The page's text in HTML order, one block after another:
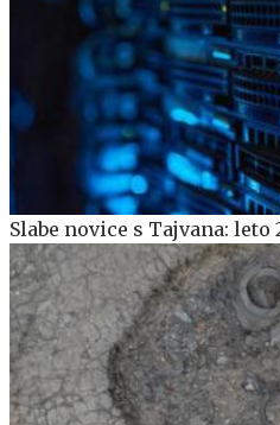
Slabe novice s Tajvana: leto